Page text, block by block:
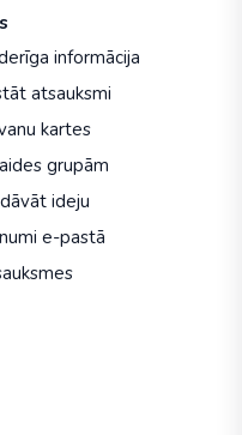
informācija
atsauksmi
kartes
grupām
ideju
e-pastā